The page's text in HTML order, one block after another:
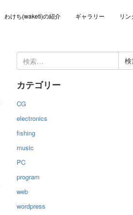
わけち(waketi)の紹介 ギャラリー リン
検
索:
カテゴリー
CG
electronics
fishing
music
PC
program
web
wordpress